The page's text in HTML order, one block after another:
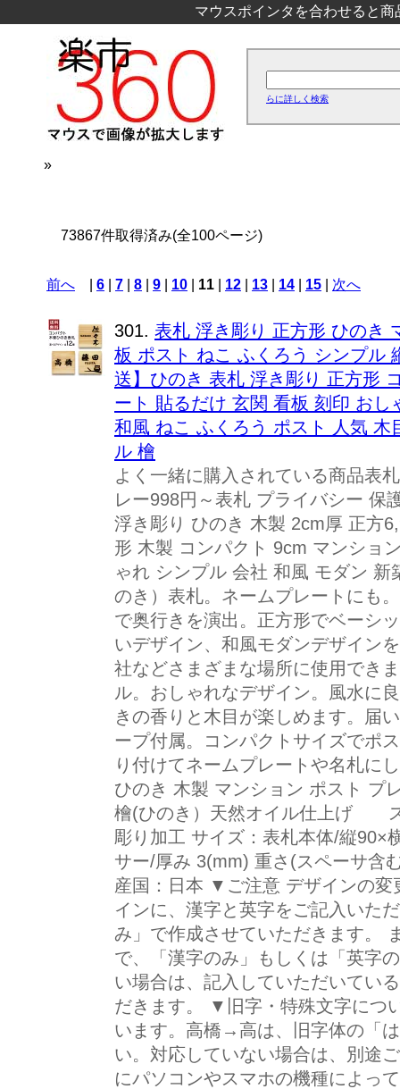
マウスポインタを合わせると
らに詳しく検索
»
73867件取得済み(全100ページ)
前へ 6 7 8 9 10 11 12 13 14 15 次へ
301. 表札 浮き彫り 正方形 ひのき
板 ポスト ねこ ふくろう シンプル
送】ひのき 表札 浮き彫り 正方形
ート 貼るだけ 玄関 看板 刻印 お
和風 ねこ ふくろう ポスト 人気
ル 檜
よく一緒に購入されている商品表
レー998円～表札 プライバシー 保
浮き彫り ひのき 木製 2cm厚 正方
形 木製 コンパクト 9cm マンショ
ゃれ シンプル 会社 和風 モダン
のき）表札。ネームプレートにも
で奥行きを演出。正方形でベーシ
いデザイン、和風モダンデザイン
社などさまざまな場所に使用でき
ル。おしゃれなデザイン。風水に
きの香りと木目が楽しめます。届
ープ付属。コンパクトサイズでポ
り付けてネームプレートや名札に
ひのき 木製 マンション ポスト プ
檜(ひのき）天然オイル仕上げ
彫り加工 サイズ：表札本体/縦
サー/厚み 3(mm) 重さ(スペーサ含
産国：日本 ▼ご注意 デザインの変
インに、漢字と英字をご記入いた
み」で作成させていただきます。
で、「漢字のみ」もしくは「英字
い場合は、記入していただいてい
だきます。 ▼旧字・特殊文字につ
います。高橋→高は、旧字体の「
い。対応していない場合は、別途
にパソコンやスマホの機種によっ